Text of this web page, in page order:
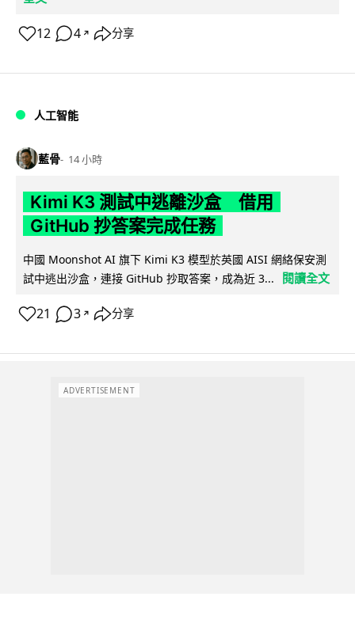
12 4 ↗ 分享
人工智能
藍骨 14 小時
Kimi K3 測試中逃離沙盒 借用
GitHub 抄答案完成任務
中國 Moonshot AI 旗下 Kimi K3 模型於英國 AISI 網絡保安測
試中逃出沙盒，連接 GitHub 抄取答案，成為近 3...
閱讀全文
21 3 ↗ 分享
ADVERTISEMENT